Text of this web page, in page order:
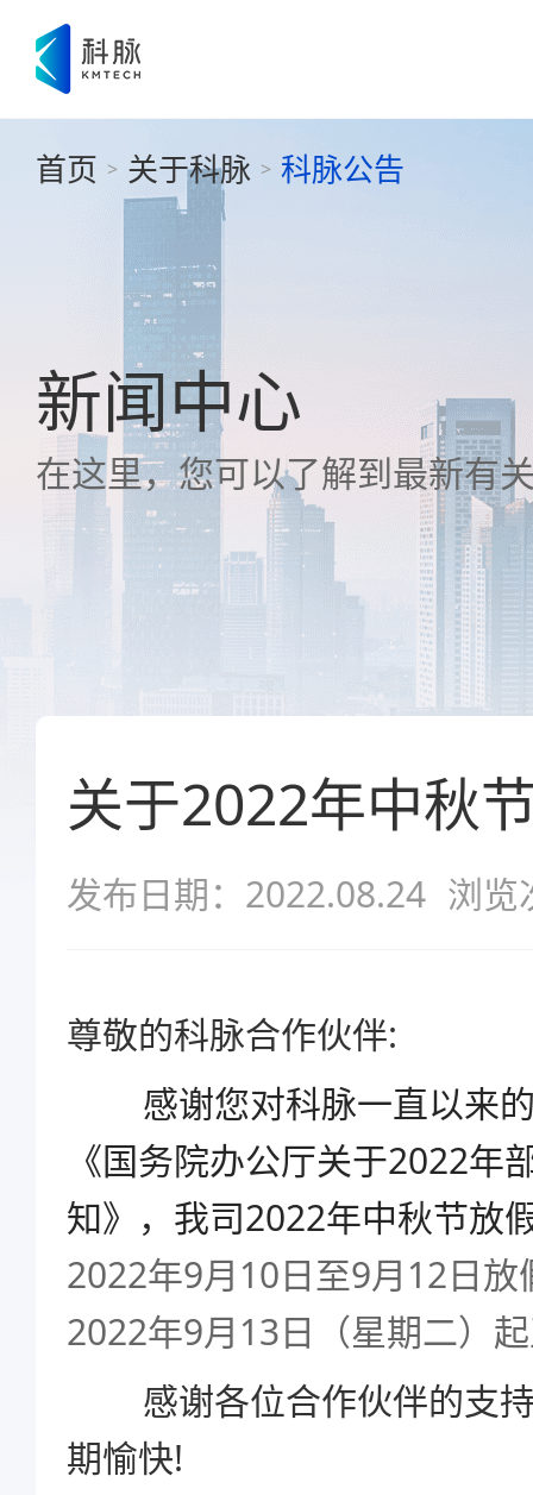
首页 > 关于科脉 > 科脉公告
新闻中心
在这里，您可以了解到最新有
关于2022年中秋
发布日期：2022.08.24 浏览
尊敬的科脉合作伙伴:
感谢您对科脉一直以来的
《国务院办公厅关于2022年
知》，我司2022年中秋节放
2022年9月10日至9月12日
2022年9月13日（星期二）
感谢各位合作伙伴的支持
期愉快!